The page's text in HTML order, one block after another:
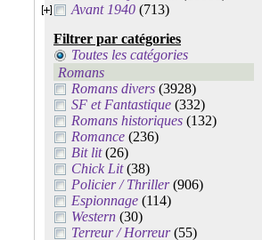
Avant 1940 (713)
Filtrer par catégories
Toutes les catégories
Romans
Romans divers (3928)
SF et Fantastique (332)
Romans historiques (132)
Romance (236)
Bit lit(26)
Chick Lit(38)
Policier / Thriller(906)
Espionnage (114)
Western (30)
Terreur / Horreur(55)